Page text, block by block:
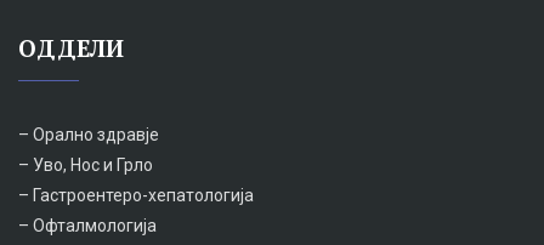
ОДДЕЛИ
– Орално здравје
– Уво, Нос и Грло
– Гастроентеро-хепатологија
– Офталмологија